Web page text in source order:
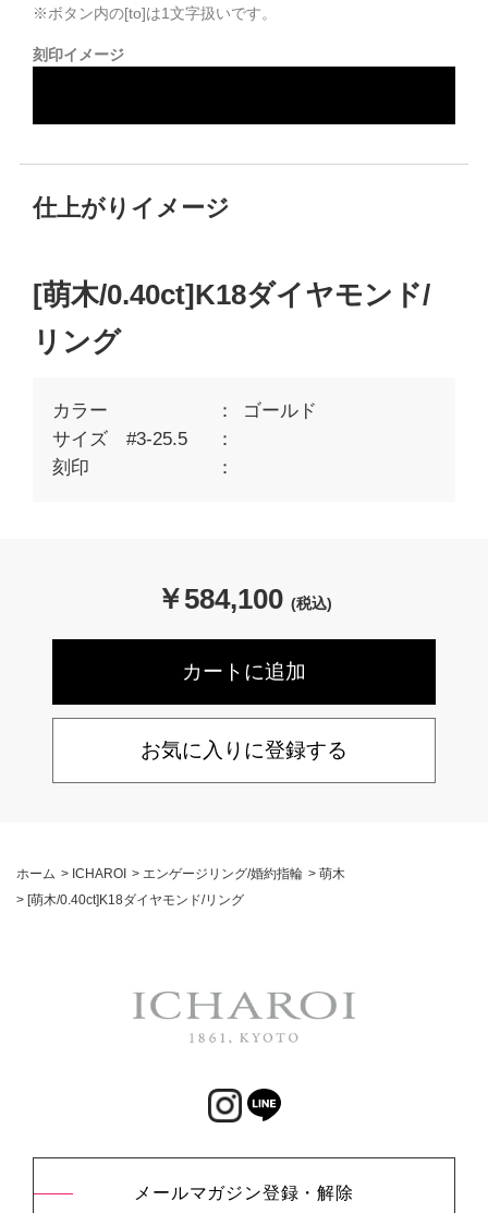
※ボタン内の[to]は1文字扱いです。
刻印イメージ
仕上がりイメージ
[萌木/0.40ct]K18ダイヤモンド/
リング
カラー
ゴールド
サイズ #3-25.5
刻印
￥584,100 (税込)
お気に入りに登録する
ホーム > ICHAROI > エンゲージリング/婚約指輪 > 萌木
> [萌木/0.40ct]K18ダイヤモンド/リング
メールマガジン登録・解除